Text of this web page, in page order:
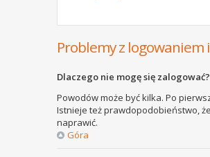
Problemy z logowaniem
Dlaczego nie mogę się zalogować?
Powodów może być kilka. Po
Istnieje też prawdopodobieństwo,
naprawić.
Góra